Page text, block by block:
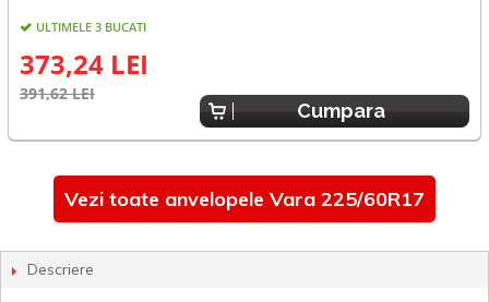
ULTIMELE 3 BUCATI
373,24 LEI
391,62 LEI
Cumpara
Vezi toate anvelopele Vara 225/60R17
Descriere